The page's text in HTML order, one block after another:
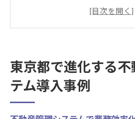
東京都の管理現場が変
クラウド活用がもたら
イント
効果とは
東京都で進化する
テム導入事例